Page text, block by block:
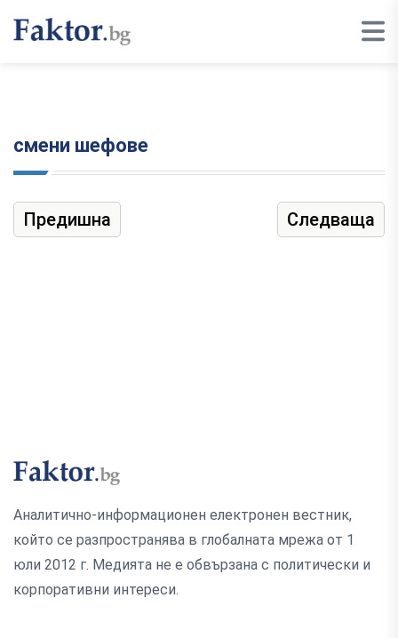
смени шефове
Предишна Следваща
Аналитично-информационен електронен вестник,
който се разпространява в глобалната мрежа от 1
юли 2012 г. Медията не е обвързана с политически и
корпоративни интереси.